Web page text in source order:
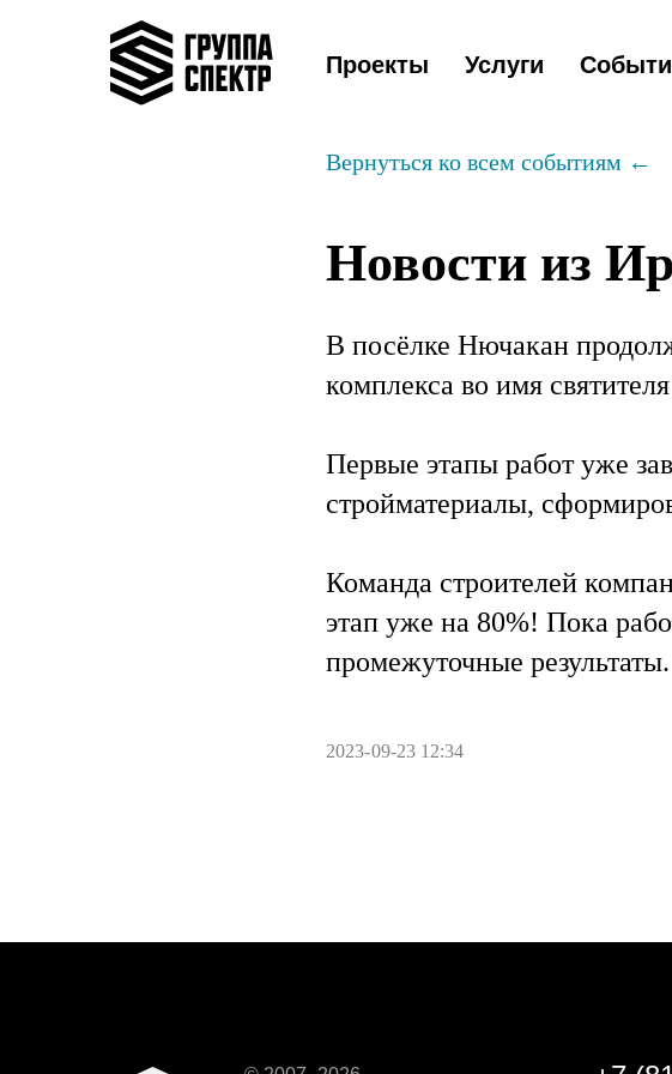
Проекты Услуги
Вернуться ко всем событиям ←
Новости из
В посёлке Нючакан
комплекса во имя
Первые этапы работ уже
стройматериалы,
Команда строителей
этап уже на 80%! Пока
промежуточные результаты.
2023-09-23 12:34